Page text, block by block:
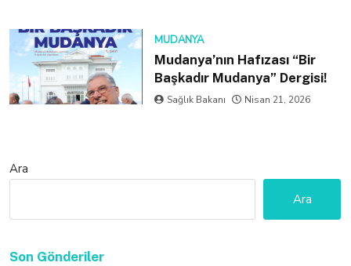
MUDANYA
Mudanya’nın Hafızası “Bir
Başkadır Mudanya” Dergisi!
Sağlık Bakanı Nisan 21, 2026
Ara
Ara
Son Gönderiler